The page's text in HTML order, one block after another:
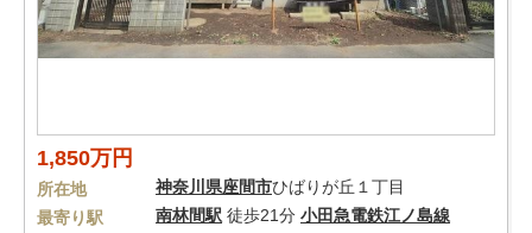
1,850万円
所在地 神奈川県座間市ひばりが丘１丁目
最寄り駅
南林間駅 徒歩21分 小田急電鉄江ノ島線